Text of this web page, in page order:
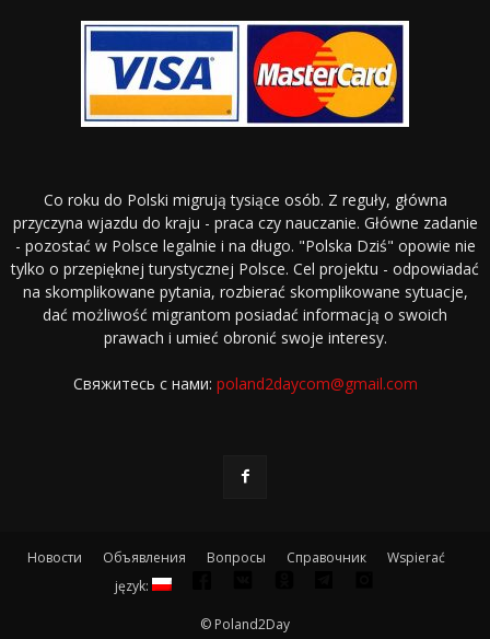
Co roku do Polski migrują tysiące osób. Z reguły, główna
przyczyna wjazdu do kraju - praca czy nauczanie. Główne zadanie
- pozostać w Polsce legalnie i na długo. "Polska Dziś" opowie nie
tylko o przepięknej turystycznej Polsce. Cel projektu - odpowiadać
na skomplikowane pytania, rozbierać skomplikowane sytuacje,
dać możliwość migrantom posiadać informacją o swoich
prawach i umieć obronić swoje interesy.
Свяжитесь с нами: poland2daycom@gmail.com
Новости Объявления Вопросы Справочник
Wspierać
język:
© Poland2Day